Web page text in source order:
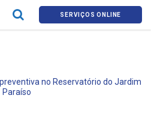
SERVIÇOS ONLINE
no Reservatório do Jardim
Paraíso